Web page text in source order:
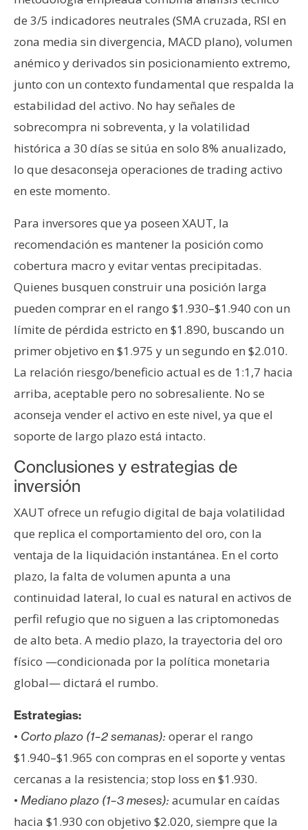
de 3/5 indicadores neutrales (SMA cruzada, RSI en
zona media sin divergencia, MACD plano), volumen
anémico y derivados sin posicionamiento extremo,
junto con un contexto fundamental que respalda la
estabilidad del activo. No hay señales de
sobrecompra ni sobreventa, y la volatilidad
histórica a 30 días se sitúa en solo 8% anualizado,
lo que desaconseja operaciones de trading activo
en este momento.
Para inversores que ya poseen XAUT, la
recomendación es mantener la posición como
cobertura macro y evitar ventas precipitadas.
Quienes busquen construir una posición larga
pueden comprar en el rango $1.930–$1.940 con un
límite de pérdida estricto en $1.890, buscando un
primer objetivo en $1.975 y un segundo en $2.010.
La relación riesgo/beneficio actual es de 1:1,7 hacia
arriba, aceptable pero no sobresaliente. No se
aconseja vender el activo en este nivel, ya que el
soporte de largo plazo está intacto.
Conclusiones y estrategias de
inversión
XAUT ofrece un refugio digital de baja volatilidad
que replica el comportamiento del oro, con la
ventaja de la liquidación instantánea. En el corto
plazo, la falta de volumen apunta a una
continuidad lateral, lo cual es natural en activos de
perfil refugio que no siguen a las criptomonedas
de alto beta. A medio plazo, la trayectoria del oro
físico —condicionada por la política monetaria
global— dictará el rumbo.
Estrategias:
• Corto plazo (1–2 semanas):operar el rango
$1.940–$1.965 con compras en el soporte y ventas
cercanas a la resistencia; stop loss en $1.930.
• Mediano plazo (1–3 meses):acumular en caídas
hacia $1.930 con objetivo $2.020, siempre que la